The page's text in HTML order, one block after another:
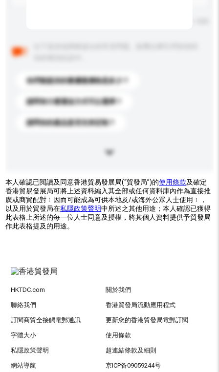
你們能提供的最優惠價格是多少？
請問有什麼運送方式可以選擇？
請問你的產品是否支持定制？
本人確認已閱讀及同意香港貿易發展局(“貿發局”)的使用條款及確定
香港貿易發展局可將上述資料編入其全部或任何資料庫內作為直接推
廣或商貿配對﹝因而可能成為可供本地及/或海外公眾人士使用﹞，
以及用於貿發局在私隱政策聲明中所述之其他用途；本人確認已獲得
此表格上所述的每一位人士同意及授權，將其個人資料提供予貿發局
作此表格提及的用途。
HKTDC.com 關於我們
聯絡我們 香港貿發局流動應用程式
訂閱商貿全接觸電郵通訊 更新您的香港貿發局電郵訂閱
字體大小 使用條款
私隱政策聲明 超連結條款及細則
網站導航 京ICP备09059244号